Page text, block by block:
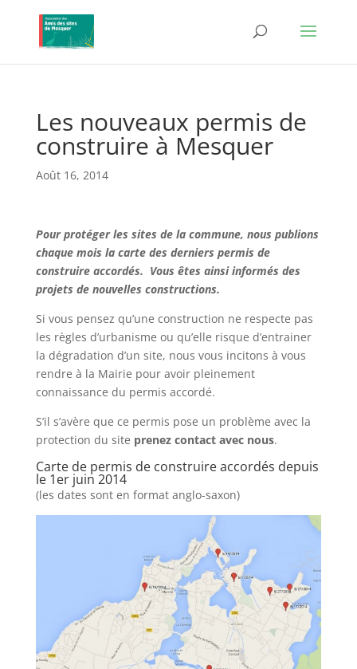
Les nouveaux permis de
construire à Mesquer
Août 16, 2014
Pour protéger les sites de la commune, nous publions
chaque mois la carte des derniers permis de
construire accordés. Vous êtes ainsi informés des
projets de nouvelles constructions.
Si vous pensez qu’une construction ne respecte pas
les règles d’urbanisme ou qu’elle risque d’entrainer
la dégradation d’un site, nous vous incitons à vous
rendre à la Mairie pour avoir pleinement
connaissance du permis accordé.
S’il s’avère que ce permis pose un problème avec la
protection du site prenez contact avec nous.
Carte de permis de construire accordés depuis
le 1er juin 2014
(les dates sont en format anglo-saxon)